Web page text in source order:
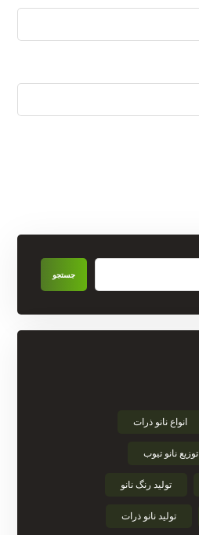
انواع نانو ذرات
توزیع نانو تیوب
تولید رنگ نانو
تولید نانو ذرات